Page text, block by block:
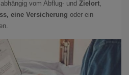
vom Abflug- und Zielort,
eine Versicherung oder ein